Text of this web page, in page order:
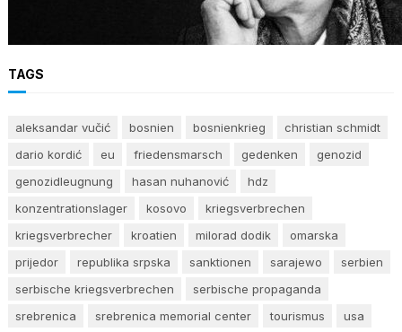
Stimme des Gewissens im Angesicht von Hass
und Ungerechtigkeit
TAGS
aleksandar vučić bosnien bosnienkrieg
christian schmidt
dario kordić
eu friedensmarsch gedenken
genozid
genozidleugnung
hasan nuhanović
hdz
konzentrationslager
kosovo
kriegsverbrechen
kriegsverbrecher
kroatien milorad dodik
omarska
prijedor
republika srpska sanktionen sarajewo
serbien
serbische kriegsverbrechen
serbische propaganda
srebrenica
srebrenica memorial center tourismus usa